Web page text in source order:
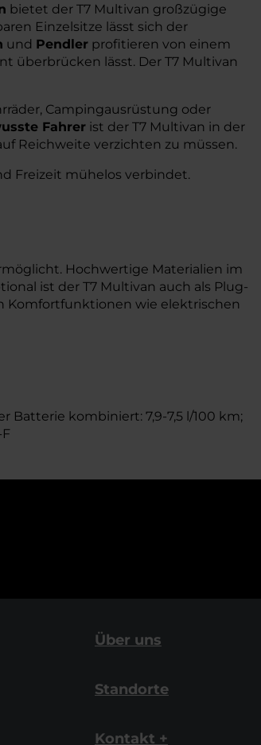
bietet der T7 Multivan großzügige
Einzelsitze lässt sich der
und Pendler profitieren von einem
überbrücken lässt. Der T7 Multivan
Campingausrüstung oder
Fahrer ist der T7 Multivan in der
Reichweite verzichten zu müssen.
Freizeit mühelos verbindet.
Hochwertige Materialien im
ist der T7 Multivan auch als Plug-
Komfortfunktionen wie elektrischen
Batterie kombiniert: 7,9-7,5 l/100 km;
Über uns
Standorte
Kontakt +